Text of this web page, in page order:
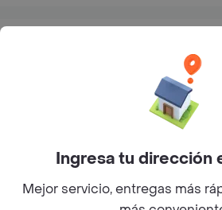
En los mas de 28 opiniones de
realizadas pidiendo a domicilio de
en Ibagué y lo calificaron con un
Del total de Restaurantes, El Corral
de los más importantes en Ibagué
sobre un máximo de 5.
Ingresa tu dirección
Mejor servicio, entregas más